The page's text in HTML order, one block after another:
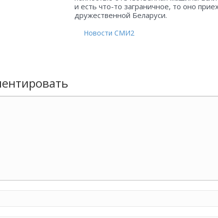
и есть что-то заграничное, то оно
дружественной Беларуси.
Новости СМИ2